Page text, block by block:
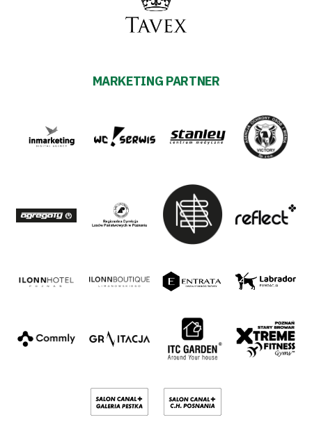
MARKETING PARTNER